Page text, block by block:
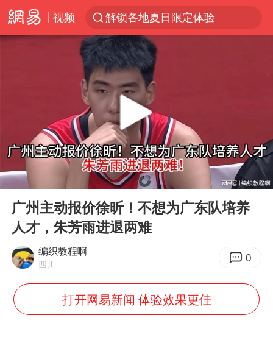
视频
解锁各地夏日限定体验
金饰克价一夜涨回1300元
多家A股公司收到美国关税退款
永和豆浆创始人林炳生去世
白海豚将正面袭击贯穿浙江
浙江台州《告全体市民书》
酒店回应车内过夜被收150元
香港宏福苑火灾或由烟头引起
Play
04:40
广州主动报价徐昕！不想为广东队培养
人才，朱芳雨进退两难
编织教程啊
四川 0
打开网易新闻 体验效果更佳